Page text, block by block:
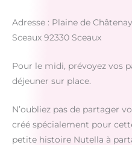
Adresse : Plaine de
Sceaux 92330 Sceaux
Pour le midi, prévoyez vos
déjeuner sur place.
N’oubliez pas de partager
créé spécialement pour
petite histoire Nutella à